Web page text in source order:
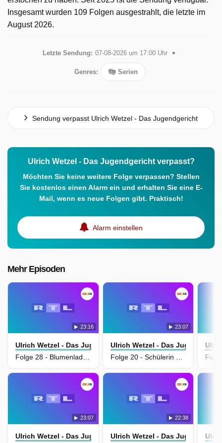
Insgesamt wurden 109 Folgen ausgestrahlt, die letzte im
August 2026.
Letzte Sendung: 07-08-2026 um 17:00 Uhr
Genres: Serien
Sendung verpasst Ulrich Wetzel - Das Jugendgericht
Ulrich Wetzel - Das Jugendgericht verpasst?
Möchten Sie keine weitere Folge verpassen? Stellen
Sie kostenlos einen Alarm ein und erhalten Sie eine E-
Mail, wenn es neue Folgen gibt. Praktisch!
Alarm einstellen
Mehr Episoden
23:16
Ulrich Wetzel - Das Jugendgericht
Folge 28 - Blumenladen leidet unter diebischer Elster
23:07
Ulrich Wetzel - Das
Folge 20 - Schülerin einer Mädchenschule soll Handwerker belästigt haben
23:07
Ulrich Wetzel - Das Jugendgericht
22:38
Ulrich Wetzel - Das